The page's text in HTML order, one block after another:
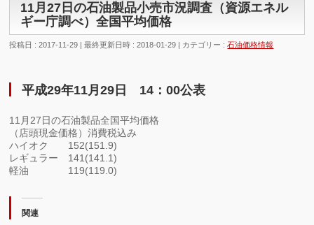
11月27日の石油製品小売市況調査（資源エネル
ギー庁調べ）全国平均価格
投稿日 : 2017-11-29 最終更新日時 : 2018-01-29 カテゴリー :石油価格情報
平成29年11月29日 14：00公表
11月27日の石油製品全国平均価格
（店頭現金価格）消費税込み
ハイオク 152(151.9)
レギュラー 141(141.1)
軽油 119(119.0)
関連